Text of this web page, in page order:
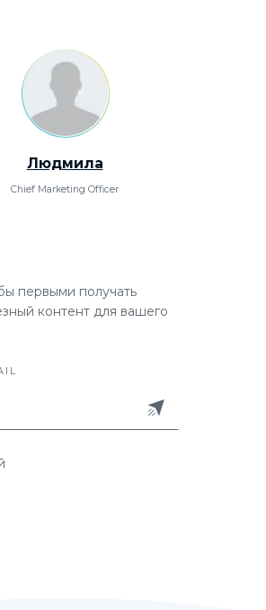
Людмила
Chief Marketing Officer
первыми получать
контент для вашего